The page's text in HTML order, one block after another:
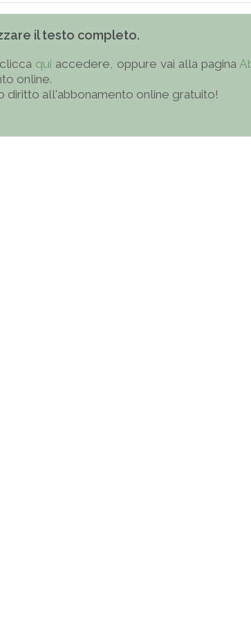
il testo completo.
qui accedere, oppure vai alla pagina
online.
diritto all'abbonamento online gratuito!